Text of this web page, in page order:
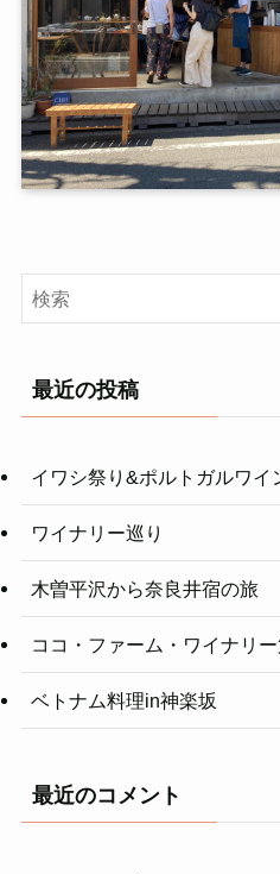
最近の投稿
イワシ祭り&ポルトガルワイ
ワイナリー巡り
木曽平沢から奈良井宿の旅
ココ・ファーム・ワイナリ
ベトナム料理in神楽坂
最近のコメント